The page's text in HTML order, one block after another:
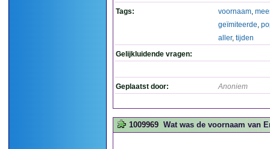
Tags:
voornaam,
geïmiteerde,
aller, tijden
Gelijkluidende vragen:
Geplaatst door: Anoniem
1009969 Wat was de voornaam van